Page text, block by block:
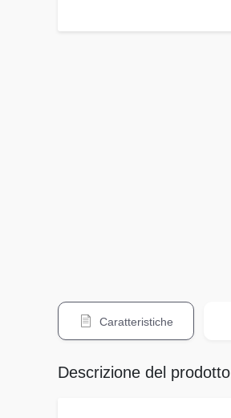
Caratteristiche
Descrizione del prodotto